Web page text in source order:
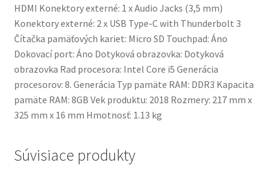
HDMI Konektory externé: 1 x Audio Jacks (3,5 mm)
Konektory externé: 2 x USB Type-C with Thunderbolt 3
Čítačka pamäťových kariet: Micro SD Touchpad: Áno
Dokovací port: Áno Dotyková obrazovka: Dotyková
obrazovka Rad procesora: Intel Core i5 Generácia
procesorov: 8. Generácia Typ pamäte RAM: DDR3 Kapacita
pamäte RAM: 8GB Vek produktu: 2018 Rozmery: 217 mm x
325 mm x 16 mm Hmotnosť: 1.13 kg
Súvisiace produkty